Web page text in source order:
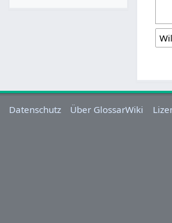
Datenschutz Über GlossarWiki